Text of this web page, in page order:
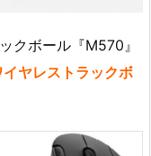
クボール『M570』
イヤレストラックボ